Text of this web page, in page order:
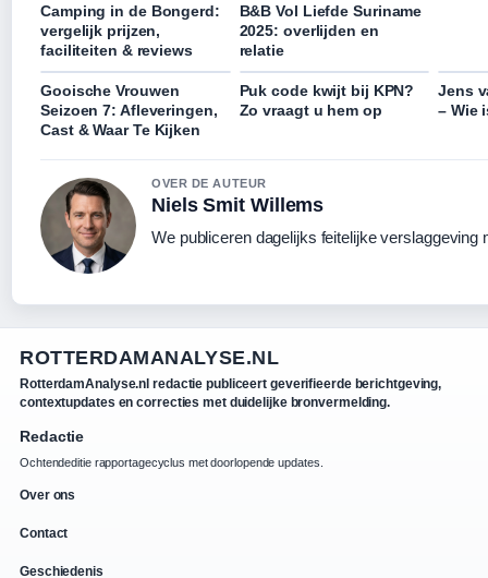
Camping in de Bongerd:
vergelijk prijzen,
faciliteiten & reviews
B&B Vol Liefde Suriname
2025: overlijden en
relatie
Gooische Vrouwen
Seizoen 7: Afleveringen,
Cast & Waar Te Kijken
Puk code kwijt bij KPN?
Zo vraagt u hem op
Jens
– Wie
OVER DE AUTEUR
Niels Smit Willems
We publiceren dagelijks feitelijke verslaggeving
ROTTERDAMANALYSE.NL
RotterdamAnalyse.nl redactie publiceert geverifieerde berichtgeving,
contextupdates en correcties met duidelijke bronvermelding.
Redactie
Ochtendeditie rapportagecyclus met doorlopende updates.
Over ons
Contact
Geschiedenis